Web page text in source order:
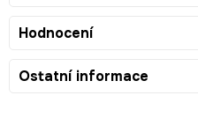
Hodnocení
Ostatní informace